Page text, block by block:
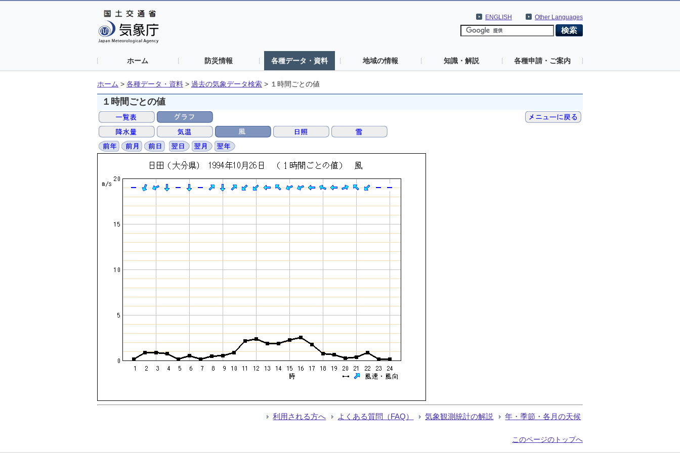
Other Languages
ENGLISH
ホーム 防災情報 各種データ・資料 地域の情報 知識・解説 各種申請・ご案内
ホーム > 各種データ・資料 > 過去の気象データ検索 > １時間ごとの値
１時間ごとの値
利用される方へ よくある質問（FAQ） 気象観測統計の解説 年・季節・各月の天候
このページのトップへ